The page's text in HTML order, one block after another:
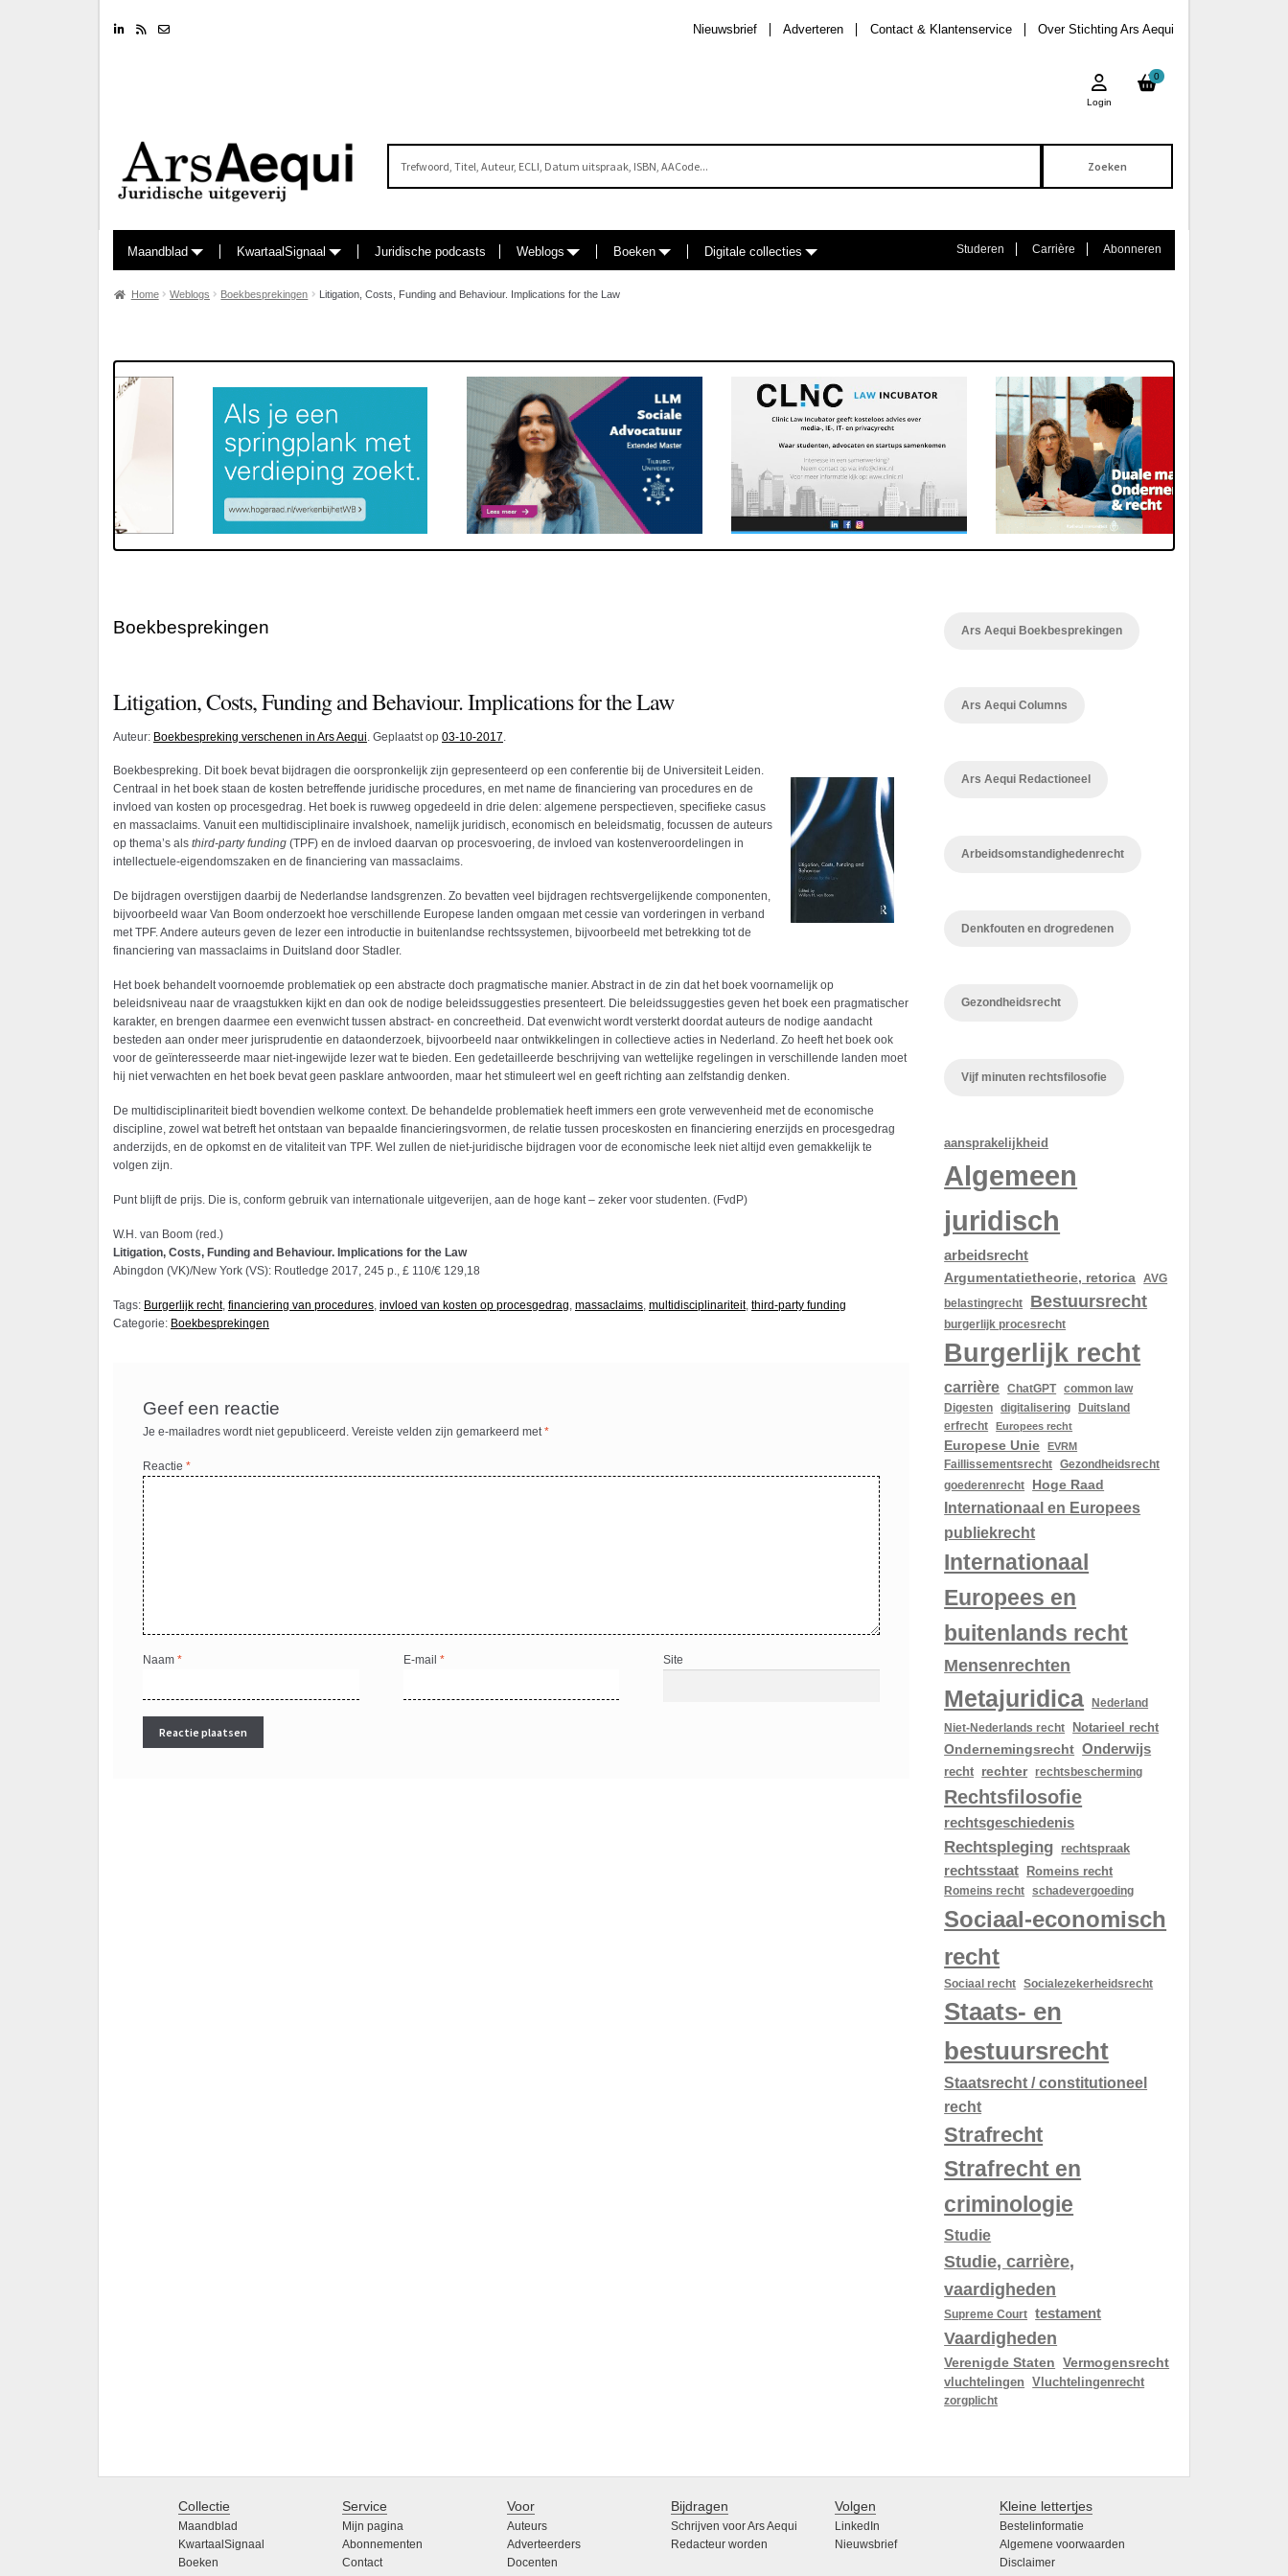
LinkedinRSS feed Over Stichting Ars Aequi
Contact & Klantenservice
Adverteren
Nieuwsbrief
0
Login
Maandblad KwartaalSignaal Juridische podcasts Weblogs Boeken Digitale collecties Studeren Carrière Abonneren
Home Weblogs Boekbesprekingen Litigation, Costs, Funding and Behaviour. Implications for the Law
Boekbesprekingen
Litigation, Costs, Funding and Behaviour. Implications for the Law
Auteur: Boekbespreking verschenen in Ars Aequi. Geplaatst op 03-10-2017.
Boekbespreking. Dit boek bevat bijdragen die oorspronkelijk zijn gepresenteerd op een conferentie bij de Universiteit Leiden.
Centraal in het boek staan de kosten betreffende juridische procedures, en met name de financiering van procedures en de
invloed van kosten op procesgedrag. Het boek is ruwweg opgedeeld in drie delen: algemene perspectieven, specifieke casus
en massa­claims. Vanuit een multidisciplinaire invalshoek, namelijk juridisch, economisch en beleidsmatig, focussen de auteurs
op thema’s als third-party funding (TPF) en de invloed daarvan op procesvoering, de invloed van kostenveroordelingen in
intellectuele-eigendoms­zaken en de financiering van massaclaims.
De bijdragen overstijgen daarbij de Nederlandse landsgrenzen. Zo bevatten veel bijdragen rechtsvergelijkende componenten,
bijvoorbeeld waar Van Boom onderzoekt hoe verschillende Europese landen omgaan met cessie van vorderingen in verband
met TPF. Andere auteurs geven de lezer een introductie in buitenlandse rechtssystemen, bijvoorbeeld met betrekking tot de
financiering van massaclaims in Duitsland door Stadler.
Het boek behandelt voornoemde problematiek op een abstracte doch pragmatische manier. Abstract in de zin dat het boek voornamelijk op
beleidsniveau naar de vraagstukken kijkt en dan ook de nodige beleidssuggesties presenteert. Die beleidssuggesties geven het boek een pragmatischer
karakter, en brengen daarmee een evenwicht tussen abstract- en concreetheid. Dat evenwicht wordt versterkt doordat auteurs de nodige aandacht
besteden aan onder meer jurisprudentie en dataonderzoek, bijvoorbeeld naar ontwikkelingen in collectieve acties in Nederland. Zo heeft het boek ook
voor de geïnteresseerde maar niet-ingewijde lezer wat te bieden. Een gedetailleerde beschrijving van wettelijke regelingen in verschillende landen moet
hij niet verwachten en het boek bevat geen pasklare antwoorden, maar het stimuleert wel en geeft richting aan zelfstandig denken.
De multidisciplinariteit biedt bovendien welkome context. De behandelde problematiek heeft immers een grote verwevenheid met de economische
discipline, zowel wat betreft het ontstaan van bepaalde financieringsvormen, de relatie tussen proceskosten en financiering enerzijds en procesgedrag
anderzijds, en de opkomst en de vitaliteit van TPF. Wel zullen de niet-juridische bijdragen voor de economische leek niet altijd even gemakkelijk te
volgen zijn.
Punt blijft de prijs. Die is, conform gebruik van internationale uitgeverijen, aan de hoge kant – zeker voor studenten. (FvdP)
W.H. van Boom (red.)
Litigation, Costs, Funding and Behaviour. Implications for the Law
Abingdon (VK)/New York (VS): Routledge 2017, 245 p., £ 110/€ 129,18
Tags: Burgerlijk recht, financiering van procedures, invloed van kosten op procesgedrag, massaclaims, multidisciplinariteit, third-party funding
Categorie: Boekbesprekingen
Geef een reactie
Je e-mailadres wordt niet gepubliceerd. Vereiste velden zijn gemarkeerd met*
Reactie*
Naam* E-mail * Site
Ars Aequi Boekbesprekingen
Ars Aequi Columns
Ars Aequi Redactioneel
Arbeidsomstandighedenrecht
Denkfouten en drogredenen
Gezondheidsrecht
Vijf minuten rechtsfilosofie
aansprakelijkheid
Algemeen
juridisch
arbeidsrecht
Argumentatietheorie, retorica AVG
belastingrecht Bestuursrecht
burgerlijk procesrecht
Burgerlijk recht
carrière ChatGPT common law
Digesten
digitalisering
Duitsland
erfrecht
Europees recht
Europese Unie
EVRM
Faillissementsrecht
Gezondheidsrecht
goederenrecht
Hoge Raad
Internationaal en Europees
publiekrecht
Internationaal
Europees en
buitenlands recht
Mensenrechten
Metajuridica Nederland
Niet-Nederlands recht
Notarieel recht
Ondernemingsrecht Onderwijs
recht rechter rechtsbescherming
Rechtsfilosofie
rechtsgeschiedenis
Rechtspleging rechtspraak
rechtsstaat Romeins recht
Romeins recht schadevergoeding
Sociaal-economisch
recht
Sociaal recht Socialezekerheidsrecht
Staats- en
bestuursrecht
Staatsrecht / constitutioneel
recht
Strafrecht
Strafrecht en
criminologie
Studie
Studie, carrière,
vaardigheden
Supreme Court testament
Vaardigheden
Verenigde Staten
Vermogensrecht
vluchtelingen
Vluchtelingenrecht
zorgplicht
Collectie
Maandblad
KwartaalSignaal
Boeken
Service
Mijn pagina
Abonnementen
Contact
Voor
Auteurs
Adverteerders
Docenten
Bijdragen
Schrijven voor Ars Aequi
Redacteur worden
Volgen
LinkedIn
Nieuwsbrief
Kleine lettertjes
Bestelinformatie
Algemene voorwaarden
Disclaimer